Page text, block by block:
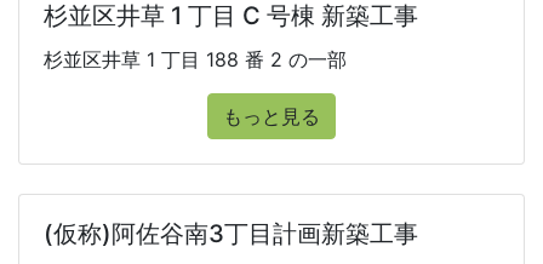
杉並区井草 1 丁目 C 号棟 新築工事
杉並区井草 1 丁目 188 番 2 の一部
もっと見る
(仮称)阿佐谷南3丁目計画新築工事